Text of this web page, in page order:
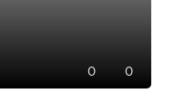
0 0